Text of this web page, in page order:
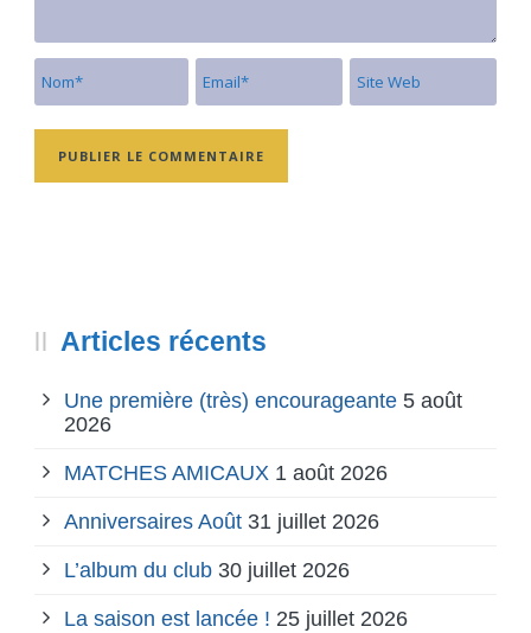
Articles récents
Une première (très) encourageante 5 août
2026
MATCHES AMICAUX 1 août 2026
Anniversaires Août 31 juillet 2026
L’album du club 30 juillet 2026
La saison est lancée ! 25 juillet 2026